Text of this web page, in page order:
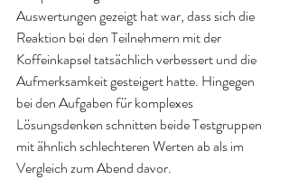
Auswertungen gezeigt hat war, dass sich die
Reaktion bei den Teilnehmern mit der
Koffeinkapsel tatsächlich verbessert und die
Aufmerksamkeit gesteigert hatte. Hingegen
bei den Aufgaben für komplexes
Lösungsdenken schnitten beide Testgruppen
mit ähnlich schlechteren Werten ab als im
Vergleich zum Abend davor.